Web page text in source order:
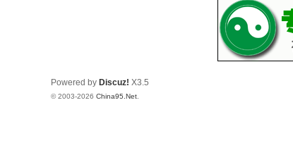
Powered by Discuz! X3.5
© 2003-2026 China95.Net